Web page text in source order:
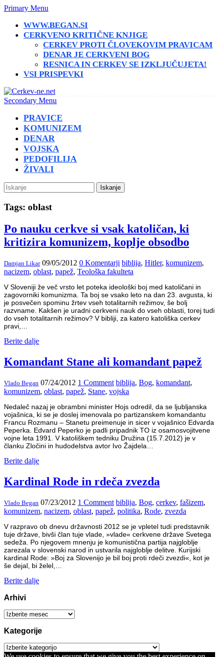
Primary Menu
WWW.BEGAN.SI
CERKVENO KRITIČNE KNJIGE
CERKEV PROTI ČLOVEKOVIM PRAVICAM
DENAR JE CERKVENI BOG
RESNICA IN CERKEV SE IZKLJUČUJETA!
VSI PRISPEVKI
Secondary Menu
PRAVICE
KOMUNIZEM
DENAR
VOJSKA
PEDOFILIJA
ŽIVALI
Iskanje
Tags: oblast
Po nauku cerkve si vsak katoličan, ki
kritizira komunizem, koplje obsodbo
Damjan Likar 09/05/2012 0 Komentarji biblija, Hitler, komunizem,
nacizem, oblast, papež, Teološka fakulteta
V Sloveniji že več vrsto let poteka ideološki boj med katoličani in
zagovorniki komunizma. Ta boj se vsako leto na dan 23. avgusta, ki
je posvečen spominu žrtev vseh totalitarnih režimov, še bolj
razvname. Kakšen je uradni cerkveni nauk do vseh oblasti, torej tudi
do vseh totalitarnih režimov? V bibliji, za katero katoliška cerkev
pravi,…
Berite dalje
Komandant Stane ali komandant papež
Vlado Began 07/24/2012 1 Comment biblija, Bog, komandant,
komunizem, oblast, papež, Stane, vojska
Nedaleč nazaj je obrambni minister Hojs odredil, da se ljubljanska
vojašnica, ki se je doslej imenovala po partizanskem komandantu
Francu Rozmanu – Stanetu preimenuje in sicer v vojašnico Edvarda
Peperka. Edvard Peperko je padli pripadnik TO iz osamosvojitvene
vojne leta 1991. V katoliškem tedniku Družina (15.7.2012) je v
članku Zločini in hudodelstva avtor Ivo Žajdela…
Berite dalje
Kardinal Rode in rdeča zvezda
Vlado Began 07/23/2012 1 Comment biblija, Bog, cerkev, fašizem,
komunizem, nacizem, oblast, papež, politika, Rode, zvezda
V razpravo ob dnevu državnosti 2012 se je vpletel tudi predstavnik
tuje države, bivši član tuje vlade, »vlade« cerkvene države Svetega
sedeža. Po njegovem mnenju je komunistična partija najgloblje
zarezala v slovenski narod in ustvarila najgloblje delitve. Kurijski
kardinal Rode: »Boj za Slovenijo je bil boj proti rdeči zvezdi«, kot je
še dejal, bi želel,…
Berite dalje
Arhivi
Arhivi
Kategorije
Kategorije